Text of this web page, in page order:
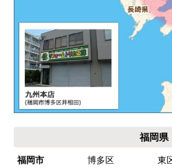
福岡県
福岡市 博多区 東